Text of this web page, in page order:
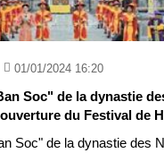
01/01/2024 16:20
Soc" de la dynastie
du Festival de
Soc" de la dynastie des